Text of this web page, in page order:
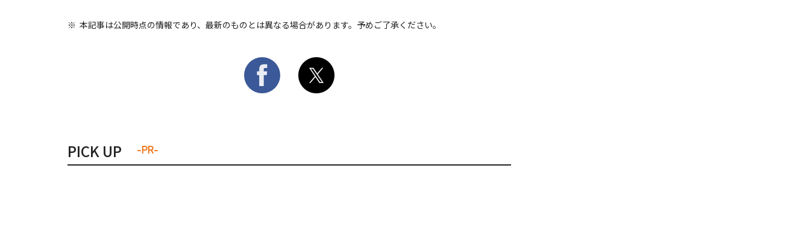
本記事は公開時点の情報であり、最新のものとは異なる場合があります。予めご了承ください。
PICK UP -PR-